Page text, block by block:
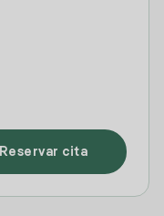
Reservar cita